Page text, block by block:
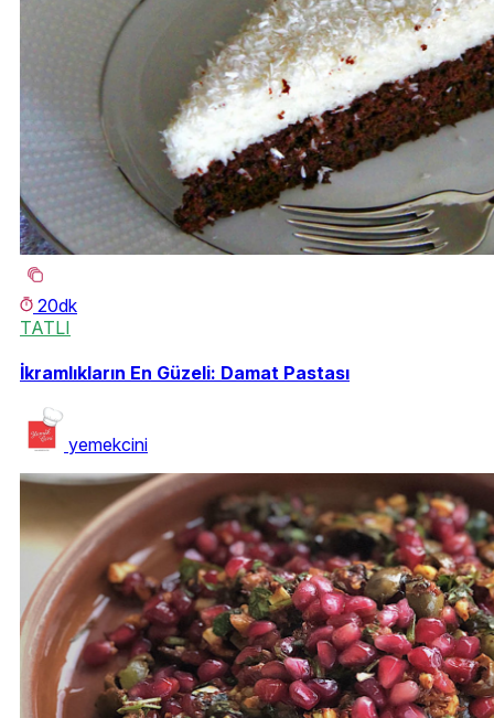
20dk
TATLI
İkramlıkların En Güzeli: Damat Pastası
yemekcini